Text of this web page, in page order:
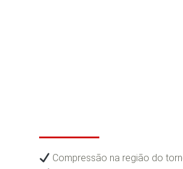
Compressão na região do